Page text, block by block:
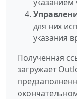
указанием
для них
указания
Полученная
загружает